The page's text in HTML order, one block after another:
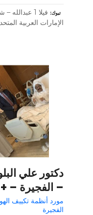
تبوك
فيلا 1
الإمارات العربية
دكتور علي
– الفجيرة – +971 4 323 3355
مورد أنظمة تكييف
الفجيرة